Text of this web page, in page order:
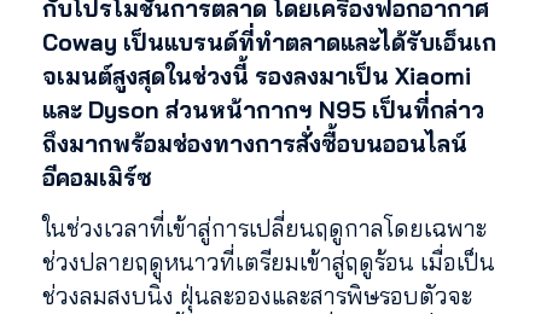
กับโปรโมชั่นการตลาด โดยเครื่องฟอกอากาศ
Coway เป็นแบรนด์ที่ทำตลาดและได้รับเอ็นเก
จเมนต์สูงสุดในช่วงนี้ รองลงมาเป็น Xiaomi
และ Dyson ส่วนหน้ากากฯ N95 เป็นที่กล่าว
ถึงมากพร้อมช่องทางการสั่งซื้อบนออนไลน์
อีคอมเมิร์ซ
ในช่วงเวลาที่เข้าสู่การเปลี่ยนฤดูกาลโดยเฉพาะ
ช่วงปลายฤดูหนาวที่เตรียมเข้าสู่ฤดูร้อน เมื่อเป็น
ช่วงลมสงบนิ่ง ฝุ่นละอองและสารพิษรอบตัวจะ